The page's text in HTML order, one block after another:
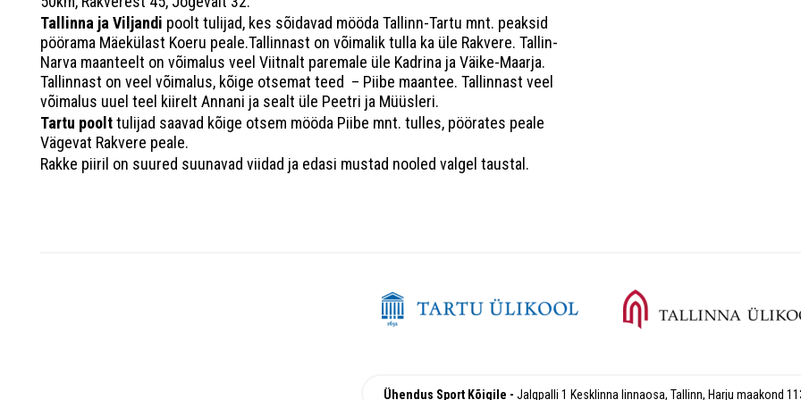
Tallinna ja Viljandi poolt tulijad, kes sõidavad mööda Tallinn-Tartu mnt. peaksid
pöörama Mäekülast Koeru peale.Tallinnast on võimalik tulla ka üle Rakvere. Tallin-
Narva maanteelt on võimalus veel Viitnalt paremale üle Kadrina ja Väike-Maarja.
Tallinnast on veel võimalus, kõige otsemat teed – Piibe maantee. Tallinnast veel
võimalus uuel teel kiirelt Annani ja sealt üle Peetri ja Müüsleri.
Tartu poolttulijad saavad kõige otsem mööda Piibe mnt. tulles, pöörates peale
Vägevat Rakvere peale.
Rakke piiril on suured suunavad viidad ja edasi mustad nooled valgel taustal.
Ühendus Sport Kõigile Jalgpalli 1 Kesklinna linnaosa, Tallinn, Harju maakond